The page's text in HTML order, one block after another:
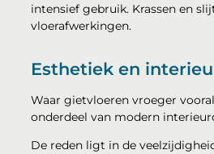
intensief gebruik. Krassen en
vloerafwerkingen.
Esthetiek en
Waar gietvloeren vroeger
onderdeel van modern
De reden ligt in de